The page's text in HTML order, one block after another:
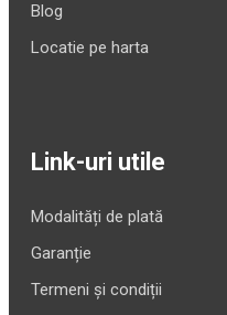
Blog
Locatie pe harta
Link-uri utile
Modalități de plată
Garanție
Termeni și condiții